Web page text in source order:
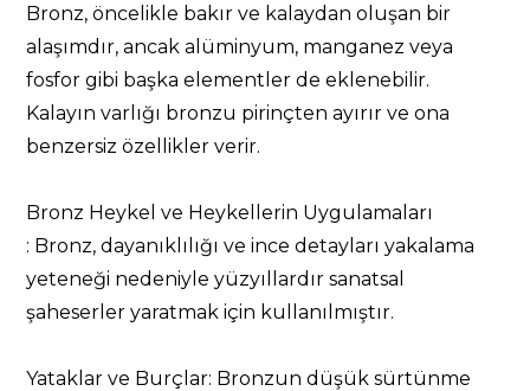
Bronz, öncelikle bakır ve kalaydan oluşan bir
alaşımdır, ancak alüminyum, manganez veya
fosfor gibi başka elementler de eklenebilir.
Kalayın varlığı bronzu pirinçten ayırır ve ona
benzersiz özellikler verir.
Bronz Heykel ve Heykellerin Uygulamaları
: Bronz, dayanıklılığı ve ince detayları yakalama
yeteneği nedeniyle yüzyıllardır sanatsal
şaheserler yaratmak için kullanılmıştır.
Yataklar ve Burçlar: Bronzun düşük sürtünme